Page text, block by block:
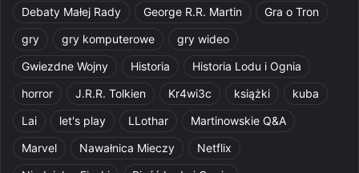
Debaty Małej Rady
George R.R. Martin
Gra o Tron
gry
gry komputerowe
gry wideo
Gwiezdne Wojny
Historia
Historia Lodu i Ognia
horror
J.R.R. Tolkien Kr4wi3c książki
kuba
Lai
let's play LLothar
Martinowskie Q&A
Marvel
Nawałnica Mieczy
Netflix